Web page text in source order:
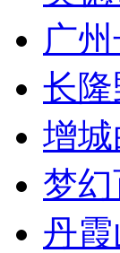
广
长
增
梦幻
丹霞